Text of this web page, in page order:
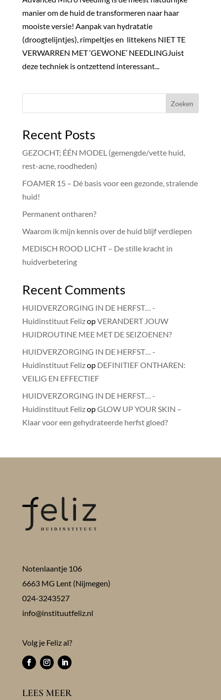
manier om de huid de transformeren naar haar
mooiste versie! Aanpak van hydratatie
(droogtelijntjes), rimpeltjes en littekens NIET TE
VERWARREN MET ‘GEWONE’ NEEDLINGJuist
deze techniek is ontzettend interessant...
Zoeken
Recent Posts
GEZOCHT; ÉÉN MODEL (gemengde/vette huid,
rest-acne, roodheden)
FOAMER 15 – Dé basis voor een gezonde, stralende
huid!
Permanent ontharen?
Waarom ik mijn kennis over de huid blijf verdiepen
MEDISCH ROOD LICHT – De stille kracht in
huidverbetering
Recent Comments
HUIDVERZORGING IN DE HERFST… -
Huidinstituut FelizopVERANDERT JOUW
HUIDROUTINE MEE MET DE SEIZOENEN?
HUIDVERZORGING IN DE HERFST… -
Huidinstituut Felizop DEFINITIEF ONTHAREN:
VEILIG EN EFFECTIEF
HUIDVERZORGING IN DE HERFST… -
Huidinstituut FelizopGLOW UP YOUR SKIN –
Klaar voor een gehydrateerde herfst gloed?
Notenlaantje 106
6663 MG Lent (Nijmegen)
024-3243527
info@instituutfeliz.nl
Volg je Feliz al?
LEES MEER